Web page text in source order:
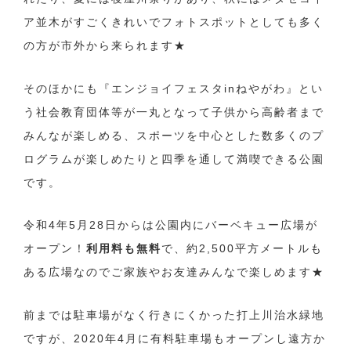
ア並木がすごくきれいでフォトスポットとしても多く
の方が市外から来られます★
そのほかにも『エンジョイフェスタinねやがわ』とい
う社会教育団体等が一丸となって子供から高齢者まで
みんなが楽しめる、スポーツを中心とした数多くのプ
ログラムが楽しめたりと四季を通して満喫できる公園
です。
令和4年5月28日からは公園内にバーベキュー広場が
オープン！ 利用料も無料で、約2,500平方メートルも
ある広場なのでご家族やお友達みんなで楽しめます★
前までは駐車場がなく行きにくかった打上川治水緑地
ですが、2020年4月に有料駐車場もオープンし遠方か